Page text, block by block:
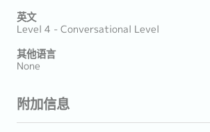
英文
Level 4 - Conversational Level
其他语言
None
附加信息